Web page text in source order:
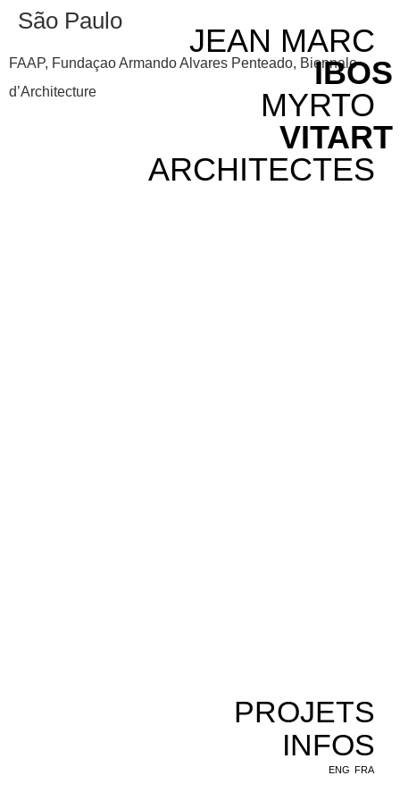
JEAN MARC
IBOS
MYRTO
VITART
ARCHITECTES
PROJETS
INFOS
ENG FRA
São Paulo
FAAP, Fundaçao Armando Alvares Penteado, Biennale
d’Architecture